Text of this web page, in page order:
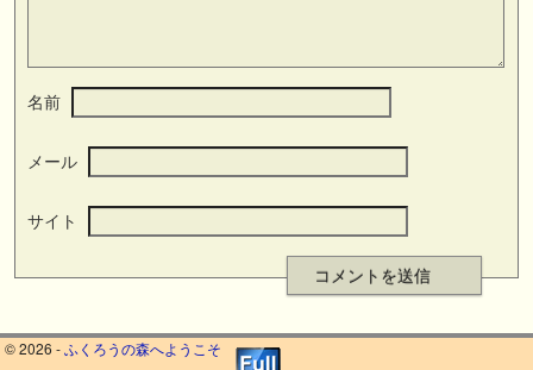
名前
メール
サイト
© 2026 -ふくろうの森へようこそ